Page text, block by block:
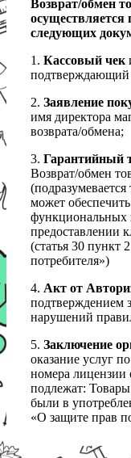
Возврат/обмен
осуществляется
следующих
1. Кассовый чек
подтверждающий
2. Заявление
имя директора
возврата/обмена;
3. Гарантийный
Возврат/обмен
может
функциональных
предоставлении
(статья 30 пункт
потребителя»)
4. Акт от
подтверждением
нарушений
5. Заключение
оказание услуг
номера лицензии
подлежат:
были в
«О защите прав